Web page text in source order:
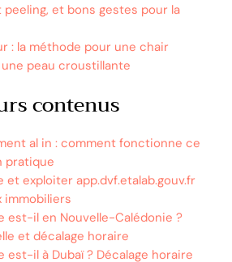
peeling, et bons gestes pour la
: la méthode pour une chair
peau croustillante
contenus
al in : comment fonctionne ce
pratique
et exploiter app.dvf.etalab.gouv.fr
immobiliers
est-il en Nouvelle-Calédonie ?
et décalage horaire
est-il à Dubaï ? Décalage horaire